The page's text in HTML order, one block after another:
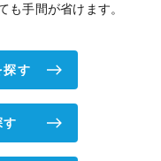
も手間が省けます。
探す
す